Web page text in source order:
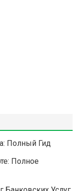
Полный Гид
Полное